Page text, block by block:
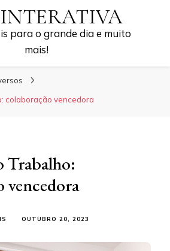
para o grande dia e muito
mais!
colaboração vencedora
Trabalho:
vencedora
OUTUBRO 20, 2023